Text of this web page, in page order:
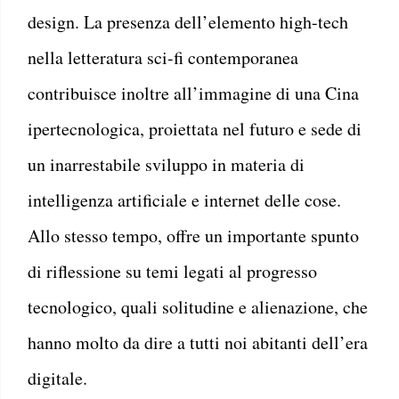
design. La presenza dell’elemento high-tech
nella letteratura sci-fi contemporanea
contribuisce inoltre all’immagine di una Cina
ipertecnologica, proiettata nel futuro e sede di
un inarrestabile sviluppo in materia di
intelligenza artificiale e internet delle cose.
Allo stesso tempo, offre un importante spunto
di riflessione su temi legati al progresso
tecnologico, quali solitudine e alienazione, che
hanno molto da dire a tutti noi abitanti dell’era
digitale.